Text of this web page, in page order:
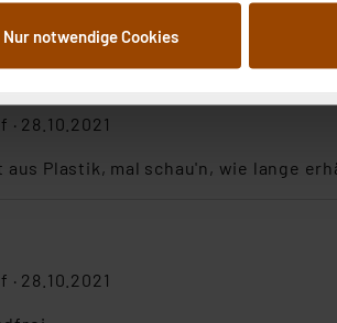
für die nachfolgend
VO) zu. Eine detaillierte Auflistung der
teilweise zustimmen. Ihre erteilte
und Analyse bis zum Zeitpunkt des
umfasst daher ggf. auch die
Nur notwendige Cookies
· 28.10.2021
Plastik, mal schau'n, wie lange
· 28.10.2021